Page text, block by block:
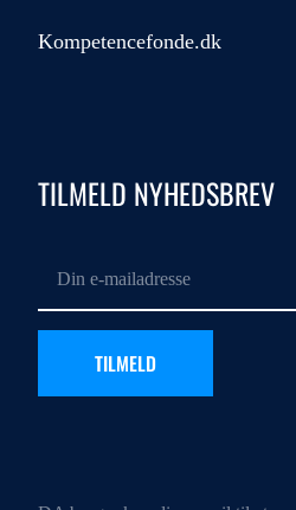
Kompetencefonde.dk
TILMELD NYHEDSBREV